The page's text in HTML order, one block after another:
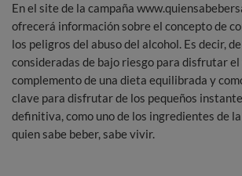
En el site de la campaña
ofrecerá información sobre el concepto de
los peligros del abuso del alcohol. Es decir,
consideradas de bajo riesgo para disfrutar el
complemento de una dieta equilibrada y
clave para disfrutar de los pequeños
definitiva, como uno de los ingredientes de
quien sabe beber, sabe vivir.